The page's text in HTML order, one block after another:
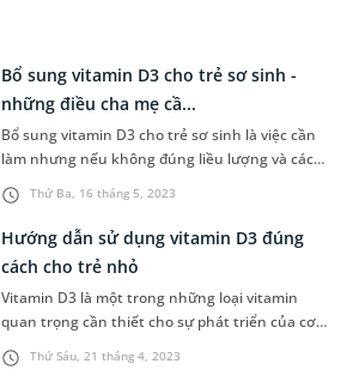
Thứ Ba, 16 tháng 5, 2023
Bổ sung vitamin D3 cho trẻ sơ sinh -
những điều cha mẹ cầ...
Bổ sung vitamin D3 cho trẻ sơ sinh là việc cần
làm nhưng nếu không đúng liều lượng và cách
sử dụng dễ dẫn đến tình trạng thừa hoặc thiếu
gây ảnh hưởng không tốt cho sức khỏe. Để việc
làm này mang lại hiệu quả tốt nhất cho con,
cha mẹ nên lưu ý một số vấn đề trong nội dung
dưới đây.
Thứ Sáu, 21 tháng 4, 2023
Hướng dẫn sử dụng vitamin D3 đúng
cách cho trẻ nhỏ
Vitamin D3 là một trong những loại vitamin
quan trọng cần thiết cho sự phát triển của cơ
thể con người, đặc biệt là trẻ nhỏ. Tuy nhiên
không phải ai cũng hiểu rõ được công dụng của